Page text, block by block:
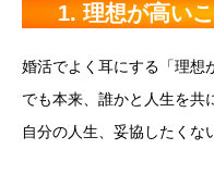
1. 理想が高い
婚活でよく耳にする「理想
でも本来、誰かと人生を共
自分の人生、妥協したくな